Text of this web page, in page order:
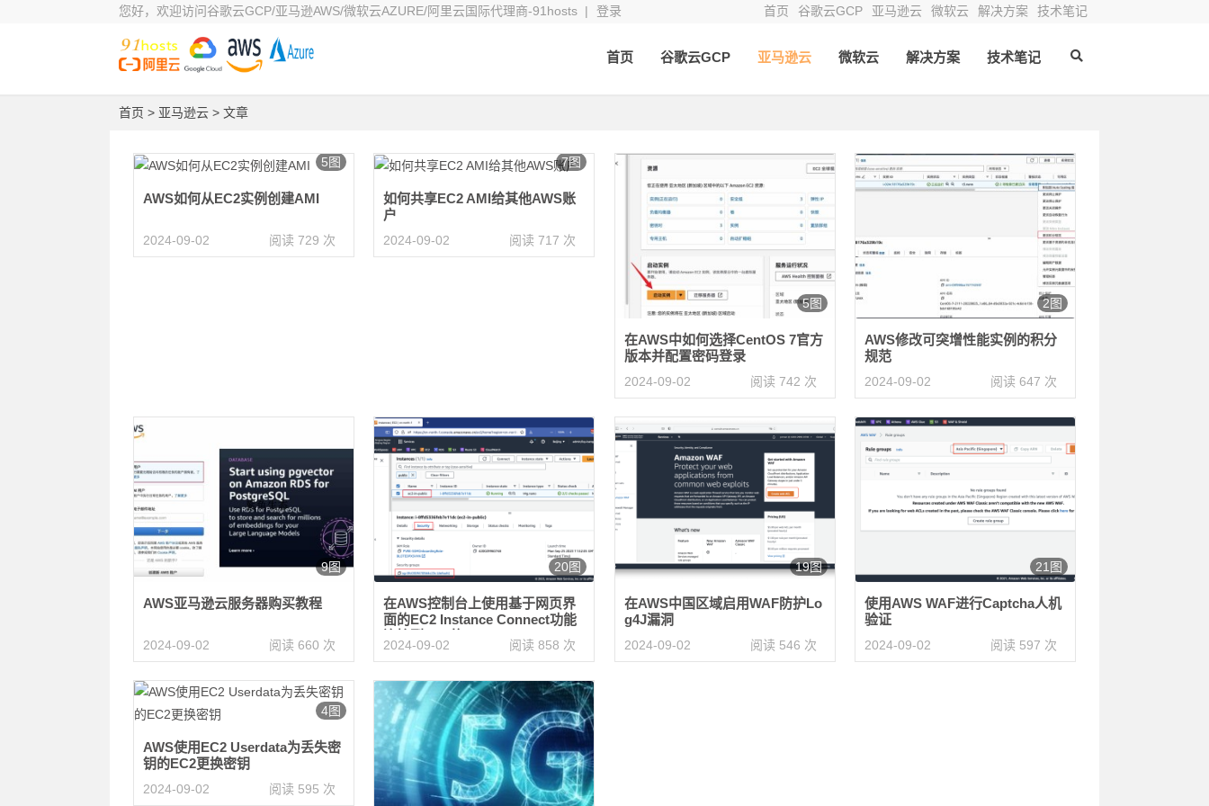
您好，欢迎访问谷歌云GCP/亚马逊AWS/微软云AZURE/阿里云国际代理商-91hosts | 登录 首页 谷歌云GCP 亚马逊云 微软云 解决方案 技术笔记
首页 谷歌云GCP 亚马逊云 微软云 解决方案 技术笔记
首页 > 亚马逊云 > 文章
5图
AWS如何从EC2实例创建AMI
2024-09-02 阅读 729 次
7图
如何共享EC2 AMI给其他AWS账
户
2024-09-02 阅读 717 次
5图
在AWS中如何选择CentOS 7官方
版本并配置密码登录
2024-09-02 阅读 742 次
2图
AWS修改可突增性能实例的积分
规范
2024-09-02 阅读 647 次
9图
AWS亚马逊云服务器购买教程
2024-09-02 阅读 660 次
20图
在AWS控制台上使用基于网页界
面的EC2 Instance Connect功能
2024-09-02 阅读 858 次
19图
在AWS中国区域启用WAF防护Lo
g4J漏洞
2024-09-02 阅读 546 次
21图
使用AWS WAF进行Captcha人机
验证
2024-09-02 阅读 597 次
4图
AWS使用EC2 Userdata为丢失密
钥的EC2更换密钥
2024-09-02 阅读 595 次